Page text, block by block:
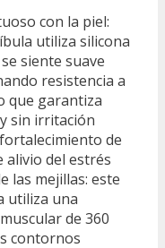
con la piel:
utiliza silicona
siente suave
resistencia a
que garantiza
sin irritación
de
alivio del estrés
las mejillas: este
utiliza una
de 360
contornos